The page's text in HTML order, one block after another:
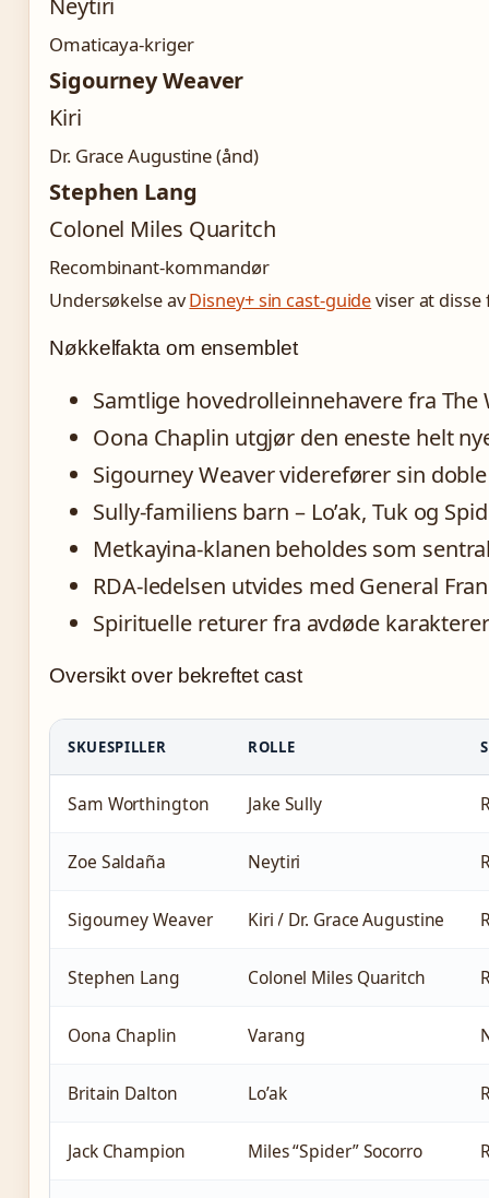
Omaticaya-kriger
Sigourney Weaver
Kiri
Dr. Grace Augustine (ånd)
Stephen Lang
Colonel Miles Quaritch
Recombinant-kommandør
Undersøkelse avDisney+ sin cast-guideviser at
Nøkkelfakta om ensemblet
Samtlige hovedrolleinnehavere fra
Oona Chaplin utgjør den eneste helt
Sigourney Weaver viderefører sin
Sully-familiens barn – Lo’ak, Tuk og
Metkayina-klanen beholdes som
RDA-ledelsen utvides med General
Spirituelle returer fra avdøde
Oversikt over bekreftet cast
SKUESPILLER ROLLE
Sam Worthington Jake Sully
Zoe Saldaña Neytiri
Sigourney Weaver Kiri / Dr. Grace Augustine
Stephen Lang Colonel Miles Quaritch
Oona Chaplin Varang
Britain Dalton Lo’ak
Jack Champion Miles “Spider” Socorro